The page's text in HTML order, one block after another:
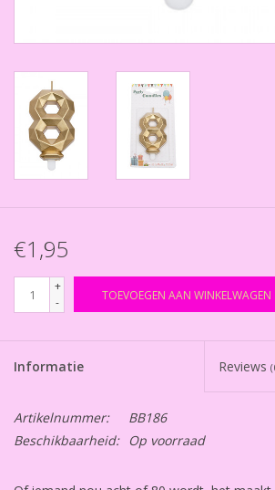
€1,95
+
-
TOEVOEGEN AAN WINKELWAGEN
Informatie Reviews
Artikelnummer:
BB186
Beschikbaarheid:
Op voorraad